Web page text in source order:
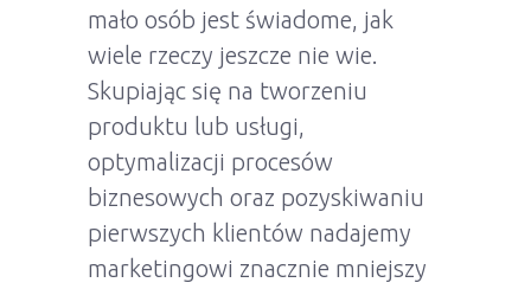
mało osób jest świadome, jak
wiele rzeczy jeszcze nie wie.
Skupiając się na tworzeniu
produktu lub usługi,
optymalizacji procesów
biznesowych oraz pozyskiwaniu
pierwszych klientów nadajemy
marketingowi znacznie mniejszy